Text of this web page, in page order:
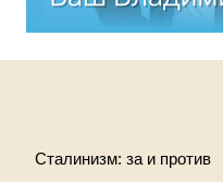
Сталинизм: за и против